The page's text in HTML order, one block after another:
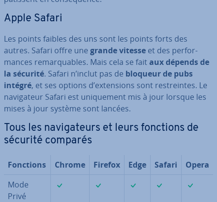
Apple Safari
Les points faibles des uns sont les points forts des
autres. Safari offre une grande vitesse et des per­for­
mances re­mar­quables. Mais cela se faitaux dépends de
la sécurité. Safari n’inclut pas de bloqueur de pubs
intégré, et ses options d’ex­ten­sions sont res­treintes. Le
na­vi­ga­teur Safari est uni­que­ment mis à jour lorsque les
mises à jour système sont lancées.
Tous les na­vi­ga­teurs et leurs fonctions de
sécurité comparés
Fonctions Chrome Firefox Edge Safari
Opera
Mode
Privé